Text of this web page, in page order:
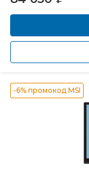
-6% промокод MSI